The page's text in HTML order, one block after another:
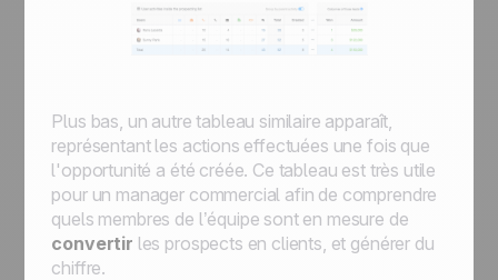
Plus bas, un autre tableau similaire apparaît,
représentant les actions effectuées une fois que
l'opportunité a été créée. Ce tableau est très utile
pour un manager commercial afin de comprendre
quels membres de l’équipe sont en mesure de
convertir les prospects en clients, et générer du
chiffre.